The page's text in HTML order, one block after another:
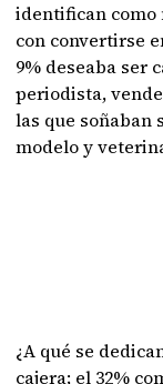
identifican como
con convertirse
9% deseaba ser
periodista,
las que soñaban
modelo y
¿A qué se
cajera; el 32%